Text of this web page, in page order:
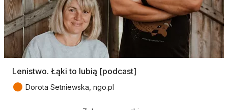
Lenistwo. Łąki to lubią [podcast]
● Dorota Setniewska, ngo.pl